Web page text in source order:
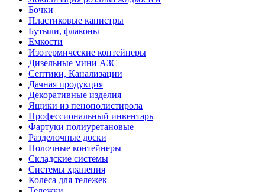
Бочки
Пластиковые канистры
Бутыли, флаконы
Емкости
Изотермические контейнеры
Дизельные мини АЗС
Септики, Канализации
Дачная продукция
Декоративные изделия
Ящики из пенополистирола
Профессиональный инвентарь
Фартуки полиуретановые
Разделочные доски
Полочные контейнеры
Складские системы
Системы хранения
Колеса для тележек